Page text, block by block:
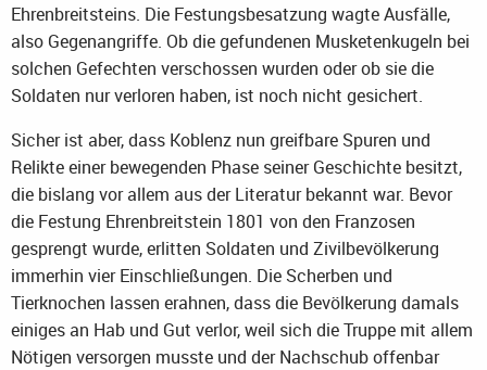
Ehrenbreitsteins. Die Festungsbesatzung wagte Ausfälle,
also Gegenangriffe. Ob die gefundenen Musketenkugeln bei
solchen Gefechten verschossen wurden oder ob sie die
Soldaten nur verloren haben, ist noch nicht gesichert.
Sicher ist aber, dass Koblenz nun greifbare Spuren und
Relikte einer bewegenden Phase seiner Geschichte besitzt,
die bislang vor allem aus der Literatur bekannt war. Bevor
die Festung Ehrenbreitstein 1801 von den Franzosen
gesprengt wurde, erlitten Soldaten und Zivilbevölkerung
immerhin vier Einschließungen. Die Scherben und
Tierknochen lassen erahnen, dass die Bevölkerung damals
einiges an Hab und Gut verlor, weil sich die Truppe mit allem
Nötigen versorgen musste und der Nachschub offenbar